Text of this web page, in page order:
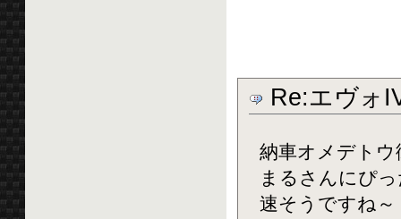
Re:エヴォ
納車オメデト
まるさんにぴ
速そうですね～